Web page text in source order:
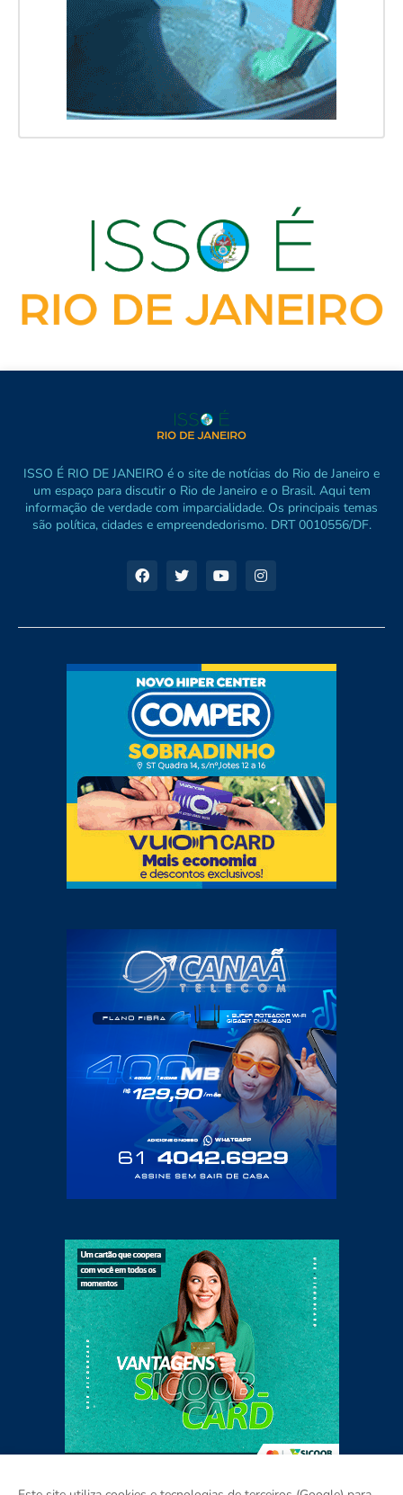
ISSO É RIO DE JANEIRO é o site de notícias do Rio de Janeiro e
um espaço para discutir o Rio de Janeiro e o Brasil. Aqui tem
informação de verdade com imparcialidade. Os principais temas
são política, cidades e empreendedorismo. DRT 0010556/DF.